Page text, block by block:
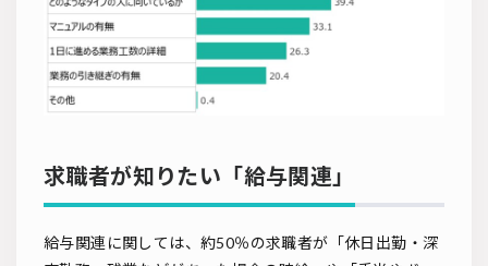
求職者が知りたい「給与関連」
給与関連に関しては、約50％の求職者が「休日出勤・深